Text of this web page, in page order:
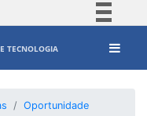
à informação
TECNOLOGIA
Oportunidade